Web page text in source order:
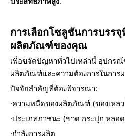
การเลือกโซลูชันการบรร
ผลิตภัณฑ์ของคุณ
เพื่อขจัดปัญหาทั่วไปเหล่านี้ อุปกร
ผลิตภัณฑ์และความต้องการในการ
ปัจจัยสำคัญที่ต้องพิจารณา:
·ความหนืดของผลิตภัณฑ์ (ของเหล
·ประเภทภาชนะ (ขวด กระปุก หลอ
·กำลังการผลิต